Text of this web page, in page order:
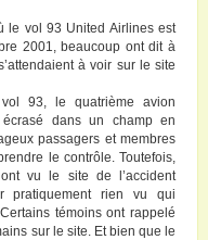
le vol 93 United Airlines est
2001, beaucoup ont dit à
à voir sur le site
93, le quatrième avion
écrasé dans un champ en
passagers et membres
le contrôle. Toutefois,
vu le site de l’accident
pratiquement rien vu qui
témoins ont rappelé
sur le site. Et bien que le